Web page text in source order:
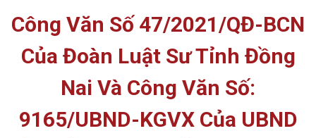
Công Văn Số 47/2021/QĐ-BCN
Của Đoàn Luật Sư Tỉnh Đồng
Nai Và Công Văn Số:
9165/UBND-KGVX Của UBND